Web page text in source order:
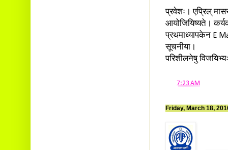
प्रवेशः। एप्रिल्
आयोजियिष्यते।
प्रथमाध्यापकेन E
सूचनीया।
परिशीलनेषु
7:23 AM
Friday, March 18,